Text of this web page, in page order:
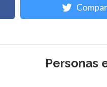
Personas